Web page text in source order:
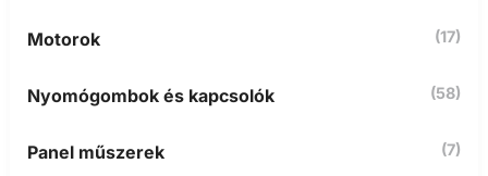
Motorok (17)
Nyomógombok és kapcsolók (58)
Panel műszerek (7)